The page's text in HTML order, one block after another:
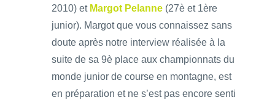
2010) et Margot Pelanne (27è et 1ère
junior). Margot que vous connaissez sans
doute après notre interview réalisée à la
suite de sa 9è place aux championnats du
monde junior de course en montagne, est
en préparation et ne s’est pas encore senti